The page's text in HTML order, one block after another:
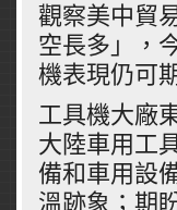
觀察美中貿
空長多」，
機表現仍可
工具機大廠
大陸車用工
備和車用設
溫跡象；期